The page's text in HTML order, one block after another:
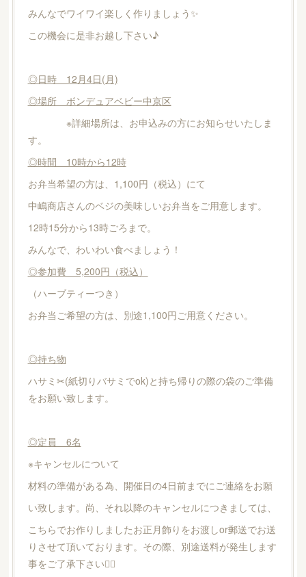
みんなでワイワイ楽しく作りましょう✨
この機会に是非お越し下さい♪
◎日時 12月4日(月)
◎場所 ボンデュアベビー中京区
※詳細場所は、お申込みの方にお知らせいたしま
す。
◎時間 10時から12時
お弁当希望の方は、1,100円（税込）にて
中嶋商店さんのベジの美味しいお弁当をご用意します。
12時15分から13時ごろまで。
みんなで、わいわい食べましょう！
◎参加費 5,200円（税込）
（ハーブティーつき）
お弁当ご希望の方は、別途1,100円ご用意ください。
◎持ち物
ハサミ✂︎(紙切りバサミでok)と持ち帰りの際の袋のご準備
をお願い致します。
◎定員 6名
※キャンセルについて
材料の準備がある為、開催日の4日前までにご連絡をお願
い致します。尚、それ以降のキャンセルにつきましては、
こちらでお作りしましたお正月飾りをお渡しor郵送でお送
りさせて頂いております。その際、別途送料が発生します
事をご了承下さい🙇‍♀️